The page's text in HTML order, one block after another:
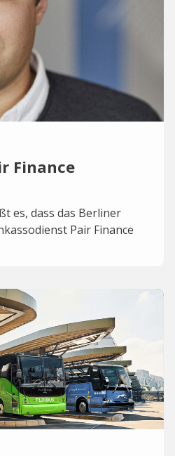
Finance
es, dass das Berliner
Pair Finance